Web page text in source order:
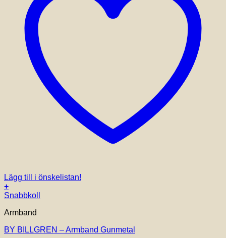
Lägg till i önskelistan!
+
Snabbkoll
Armband
BY BILLGREN – Armband Gunmetal